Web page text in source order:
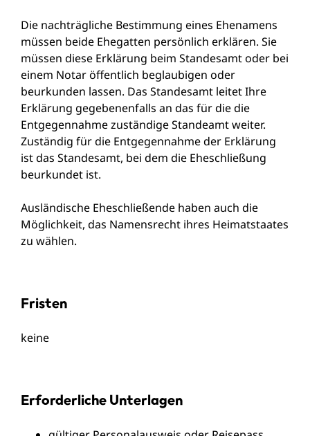
Die nachträgliche Bestimmung eines Ehenamens
müssen beide Ehegatten persönlich erklären. Sie
müssen diese Erklärung beim Standesamt oder bei
einem Notar öffentlich beglaubigen oder
beurkunden lassen. Das Standesamt leitet Ihre
Erklärung gegebenenfalls an das für die die
Entgegennahme zuständige Standeamt weiter.
Zuständig für die Entgegennahme der Erklärung
ist das Standesamt, bei dem die Eheschließung
beurkundet ist.
Ausländische Eheschließende haben auch die
Möglichkeit, das Namensrecht ihres Heimatstaates
zu wählen.
Fristen
keine
Erforderliche Unterlagen